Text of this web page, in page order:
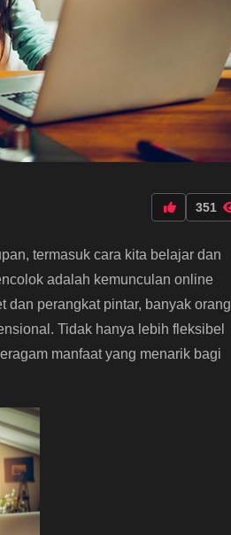
351
termasuk cara kita belajar dan
adalah kemunculan online
dan perangkat pintar, banyak orang
Tidak hanya lebih fleksibel
manfaat yang menarik bagi